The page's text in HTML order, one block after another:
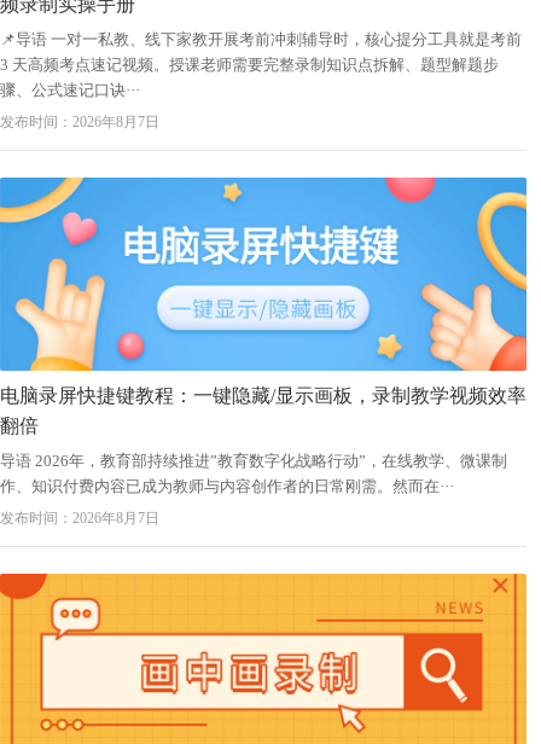
频录制实操手册
📌导语 一对一私教、线下家教开展考前冲刺辅导时，核心提分工具就是考前
3 天高频考点速记视频。授课老师需要完整录制知识点拆解、题型解题步
骤、公式速记口诀···
发布时间：2026年8月7日
电脑录屏快捷键教程：一键隐藏/显示画板，录制教学视频效率
翻倍
导语 2026年，教育部持续推进”教育数字化战略行动”，在线教学、微课制
作、知识付费内容已成为教师与内容创作者的日常刚需。然而在···
发布时间：2026年8月7日